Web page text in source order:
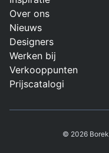
Over ons
Nieuws
Designers
Werken bij
Verkooppunten
Prijscatalogi
© 2026 Borek